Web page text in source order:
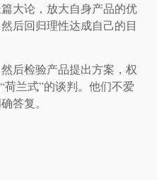
大论，放大自身产品的优
后回归理性达成自己的目
后检验产品提出方案，权
荷兰式”的谈判。他们不爱
答复。